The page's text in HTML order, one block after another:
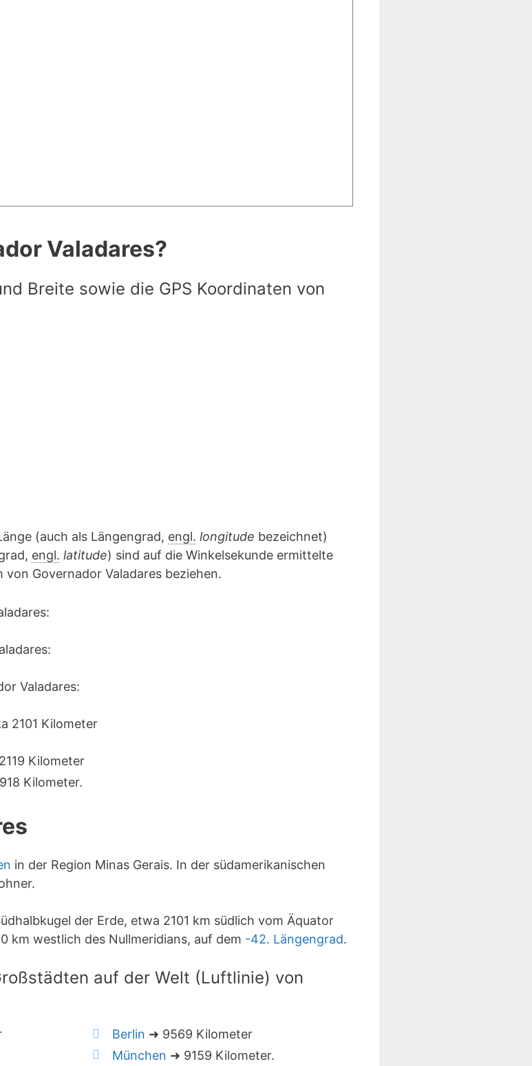
Valadares?
Breite sowie die GPS Koordinaten von
(auch als Längengrad, engl. longitude bezeichnet)
engl. latitude) sind auf die Winkelsekunde ermittelte
Governador Valadares beziehen.
Valadares:
2101 Kilometer
Kilometer
Kilometer.
in der Region Minas Gerais. In der südamerikanischen
der Erde, etwa 2101 km südlich vom Äquator
km westlich des Nullmeridians, auf dem -42. Längengrad.
auf der Welt (Luftlinie) von
Berlin ➜ 9569 Kilometer
München ➜ 9159 Kilometer.